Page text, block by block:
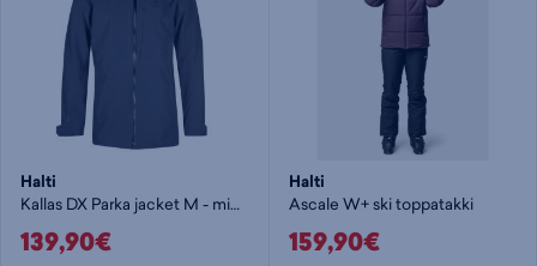
Halti
Kallas DX Parka jacket M - miesten kuoritakki
139,90€
Halti
Ascale W+ ski toppatakki
159,90€